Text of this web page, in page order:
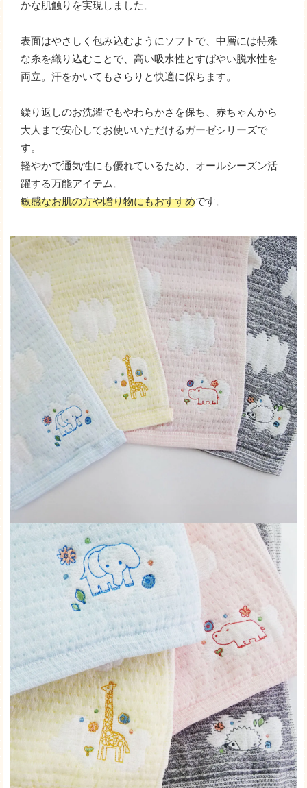
かな肌触りを実現しました。
表面はやさしく包み込むようにソフトで、中層には特殊
な糸を織り込むことで、高い吸水性とすばやい脱水性を
両立。汗をかいてもさらりと快適に保ちます。
繰り返しのお洗濯でもやわらかさを保ち、赤ちゃんから
大人まで安心してお使いいただけるガーゼシリーズで
す。
軽やかで通気性にも優れているため、オールシーズン活
躍する万能アイテム。
敏感なお肌の方や贈り物にもおすすめです。